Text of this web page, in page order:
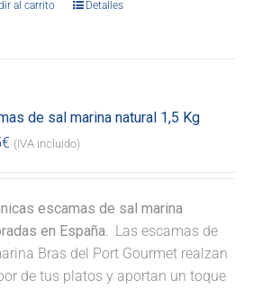
al carrito Detalles
de sal marina natural 1,5 Kg
€ (IVA incluido)
escamas de sal marina
en España. Las escamas de
Bras del Port Gourmet realzan
de tus platos y aportan un toque